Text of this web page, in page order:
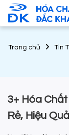
Trang chủ Tin
3+ Hóa
Rẻ, Hiệu